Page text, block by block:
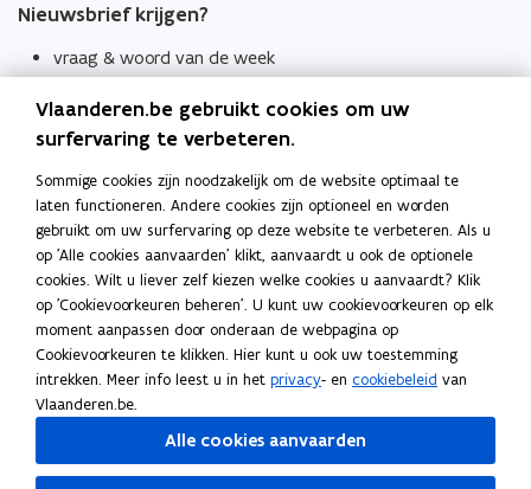
Nieuwsbrief krijgen?
vraag & woord van de week
Schrijf je in
Thema's
Taaladviezen
Spellingregels
Tips voor duidelijke taal
Bekijk ook
Spellingtests
Boek- en webwijzer
Vlaanderen.be gebruikt cookies om uw
surfervaring te verbeteren.
Sommige cookies zijn noodzakelijk om de website optimaal te
laten functioneren. Andere cookies zijn optioneel en worden
gebruikt om uw surfervaring op deze website te verbeteren. Als u
op 'Alle cookies aanvaarden' klikt, aanvaardt u ook de optionele
cookies. Wilt u liever zelf kiezen welke cookies u aanvaardt? Klik
op 'Cookievoorkeuren beheren'. U kunt uw cookievoorkeuren op elk
moment aanpassen door onderaan de webpagina op
Cookievoorkeuren te klikken. Hier kunt u ook uw toestemming
intrekken. Meer info leest u in het privacy- en cookiebeleid van
Vlaanderen.be.
Alle cookies aanvaarden